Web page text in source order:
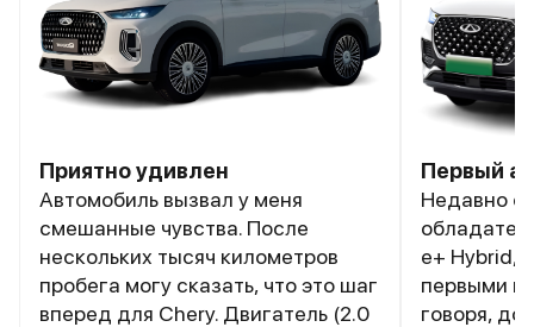
Приятно удивлен
Автомобиль вызвал у меня
смешанные чувства. После
нескольких тысяч километров
пробега могу сказать, что это шаг
вперед для Chery. Двигатель (2.0
Первый
Недавно
e+ Hybrid,
первыми
говоря,